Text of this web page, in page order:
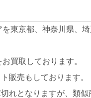
東京都、神奈川県、
買取しております。
販売もしております。
れとなりますが、類似